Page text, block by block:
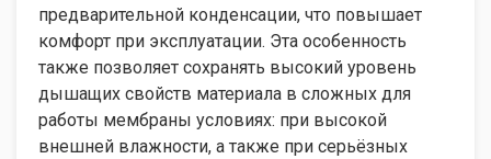
предварительной конденсации, что повышает
комфорт при эксплуатации. Эта особенность
также позволяет сохранять высокий уровень
дышащих свойств материала в сложных для
работы мембраны условиях: при высокой
внешней влажности, а также при серьёзных